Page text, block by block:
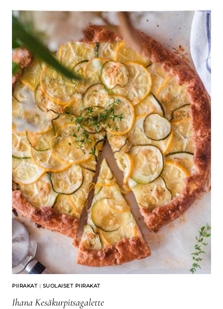
PIIRAKAT | SUOLAISET PIIRAKAT
Ihana Kesäkurpitsagalette